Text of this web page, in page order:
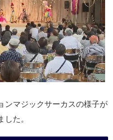
ンマジックサーカスの様子が
た。